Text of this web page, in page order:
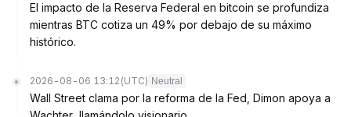
El impacto de la Reserva Federal en bitcoin se profundiza
mientras BTC cotiza un 49% por debajo de su máximo
histórico.
2026-08-06 13:12 (UTC) Neutral
Wall Street clama por la reforma de la Fed, Dimon apoya a